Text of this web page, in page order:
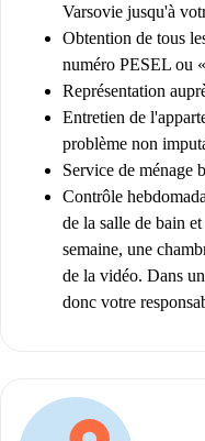
Varsovie jusqu'à
Obtention de tous
numéro PESEL ou
Représentation
Entretien de
problème non
Service de ménage
Contrôle
de la salle de bain
semaine, une
de la vidéo. Dans
donc votre